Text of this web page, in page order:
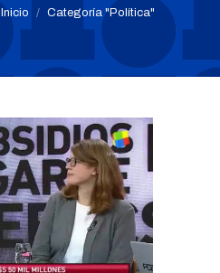
Estás aquí:
Inicio Categoría "Política"